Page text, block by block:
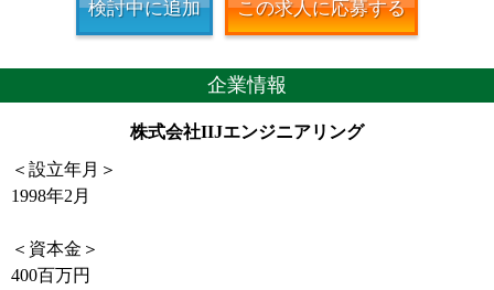
検討中に追加 この求人に応募する
企業情報
株式会社IIJエンジニアリング
＜設立年月＞
1998年2月
＜資本金＞
400百万円